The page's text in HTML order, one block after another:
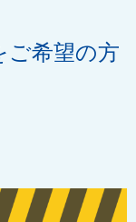
ご希望の方